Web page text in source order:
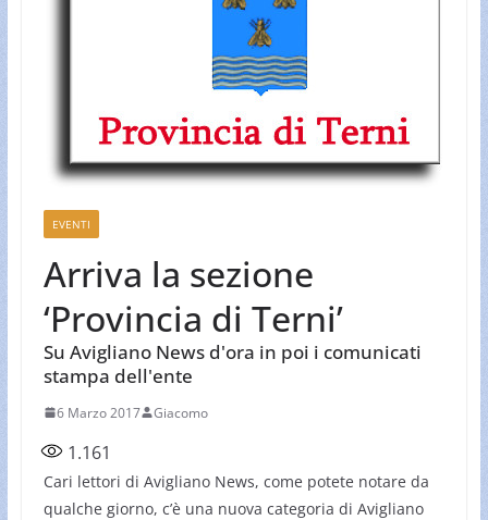
EVENTI
Arriva la sezione
‘Provincia di Terni’
Su Avigliano News d'ora in poi i comunicati
stampa dell'ente
6 Marzo 2017 Giacomo
1.161
Cari lettori di Avigliano News, come potete notare da
qualche giorno, c’è una nuova categoria di Avigliano